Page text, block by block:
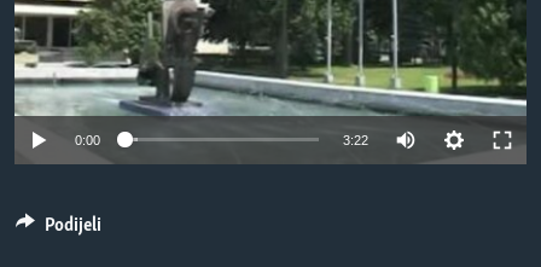
MAGAZIN
O GLASU AMERIKE
Learning English
0:00 3:22
Podijeli